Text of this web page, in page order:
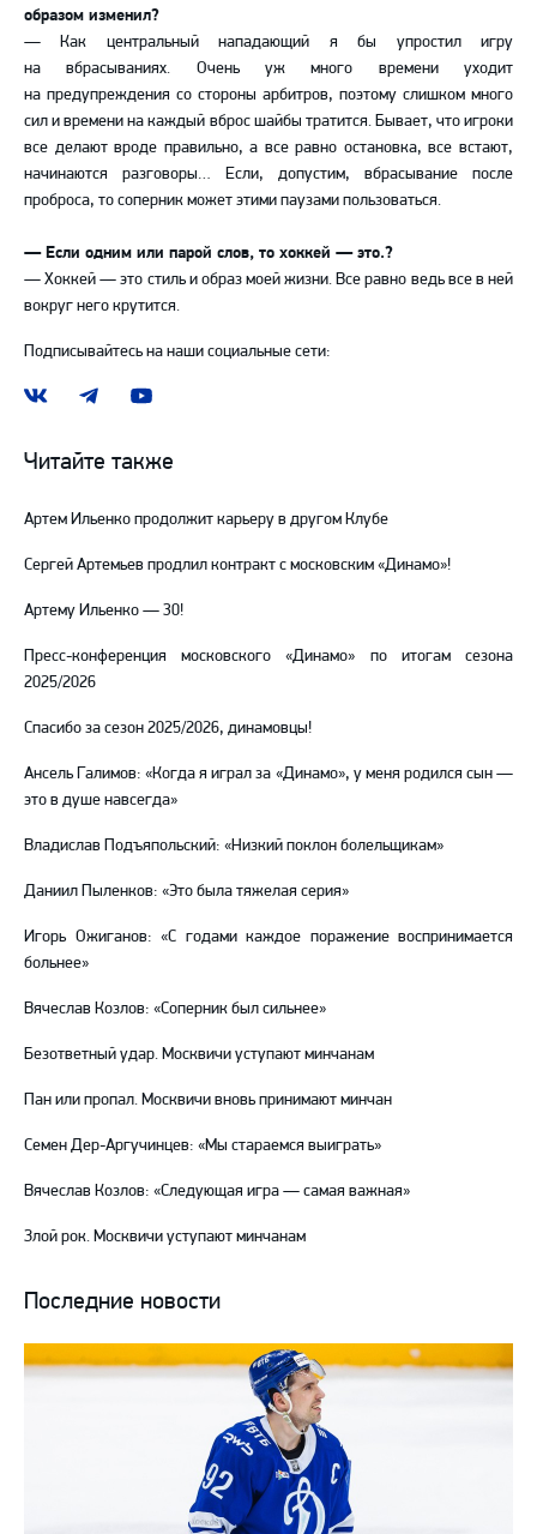
образом изменил?
— Как центральный нападающий я бы упростил игру
на вбрасываниях. Очень уж много времени уходит
на предупреждения со стороны арбитров, поэтому слишком много
сил и времени на каждый вброс шайбы тратится. Бывает, что игроки
все делают вроде правильно, а все равно остановка, все встают,
начинаются разговоры… Если, допустим, вбрасывание после
проброса, то соперник может этими паузами пользоваться.
— Если одним или парой слов, то хоккей — это.?
— Хоккей — это стиль и образ моей жизни. Все равно ведь все в ней
вокруг него крутится.
Подписывайтесь на наши социальные сети:
Наша
ВКонтакте
Наш
в
Telegram
Наш
YouTube
Читайте также
Артем Ильенко продолжит карьеру в другом Клубе
Сергей Артемьев продлил контракт с московским «Динамо»!
Артему Ильенко — 30!
Пресс-конференция московского «Динамо» по итогам сезона
2025/2026
Спасибо за сезон 2025/2026, динамовцы!
Ансель Галимов: «Когда я играл за «Динамо», у меня родился сын —
это в душе навсегда»
Владислав Подъяпольский: «Низкий поклон болельщикам»
Даниил Пыленков: «Это была тяжелая серия»
Игорь Ожиганов: «С годами каждое поражение воспринимается
больнее»
Вячеслав Козлов: «Соперник был сильнее»
Безответный удар. Москвичи уступают минчанам
Пан или пропал. Москвичи вновь принимают минчан
Семен Дер-Аргучинцев: «Мы стараемся выиграть»
Вячеслав Козлов: «Следующая игра — самая важная»
Злой рок. Москвичи уступают минчанам
Последние новости